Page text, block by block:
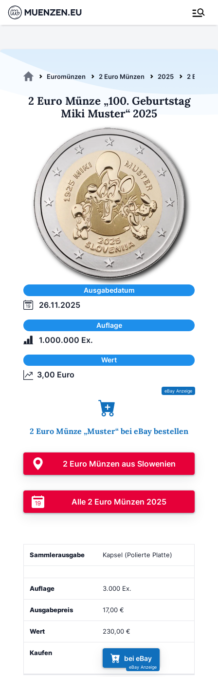
Euromünzen 2 Euro Münzen 2025 2 Euro
2 Euro Münze „100. Geburtstag
Miki Muster“ 2025
Ausgabedatum
26.11.2025
Auflage
1.000.000 Ex.
Wert
3,00 Euro
2 Euro Münze „Muster“ bei eBay bestellen
2 Euro Münzen aus Slowenien
Alle 2 Euro Münzen 2025
Sammlerausgabe Bild Auflage Ausgabepreis
Kapsel (Polierte Platte)
3.000 Ex.
17,00 €
230,00 €
bei eBay